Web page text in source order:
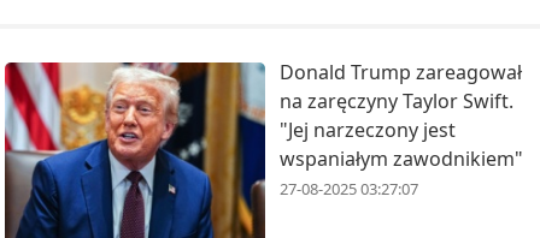
Donald Trump zareagował
na zaręczyny Taylor Swift.
"Jej narzeczony jest
wspaniałym zawodnikiem"
27-08-2025 03:27:07